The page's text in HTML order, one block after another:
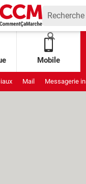
Mobile
Mail Messagerie